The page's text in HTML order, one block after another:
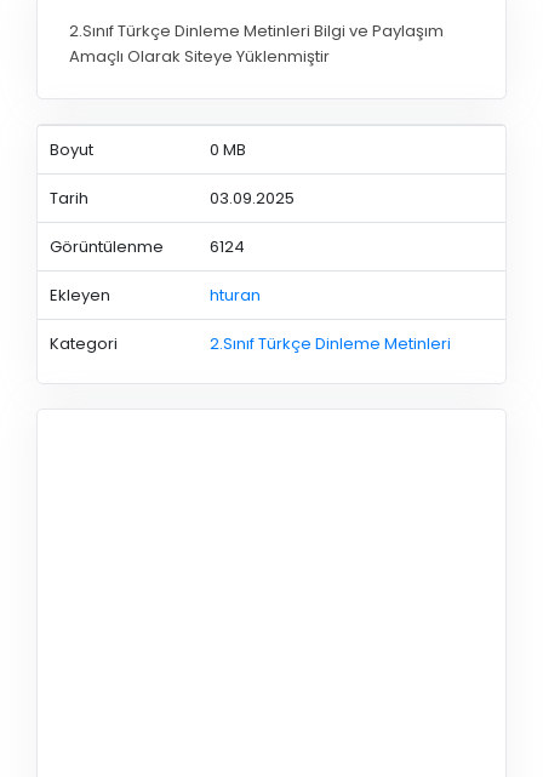
2.Sınıf Türkçe Dinleme Metinleri Bilgi ve Paylaşım
Amaçlı Olarak Siteye Yüklenmiştir
Boyut 0 MB
Tarih 03.09.2025
Görüntülenme 6124
Ekleyen hturan
Kategori 2.Sınıf Türkçe Dinleme Metinleri